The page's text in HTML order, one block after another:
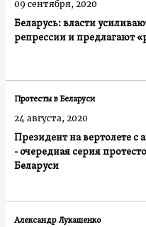
Беларусь: власти
репрессии и предлагают
09 сентября, 2020
Президент на вертолете с
- очередная серия
Беларуси
Протесты в Беларуси
24 августа, 2020
Александр Лукашенко